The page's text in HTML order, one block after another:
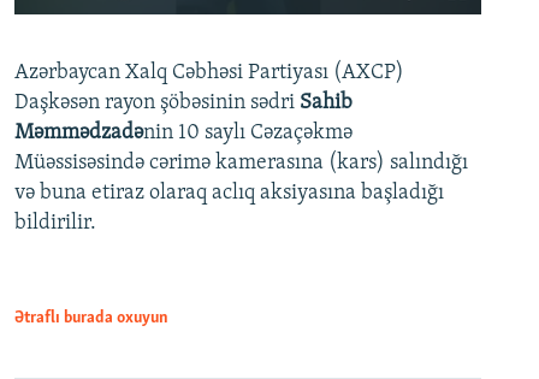
Auto 240p 360p
720p 1080p
360p
720p
1080p
Azərbaycan Xalq Cəbhəsi Partiyası (AXCP)
Daşkəsən rayon şöbəsinin sədri Sahib
Məmmədzadənin 10 saylı Cəzaçəkmə
Müəssisəsində cərimə kamerasına (kars) salındığı
və buna etiraz olaraq aclıq aksiyasına başladığı
bildirilir.
Ətraflı burada oxuyun